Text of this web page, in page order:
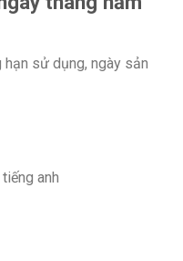
hạn sử dụng, ngày sản
anh